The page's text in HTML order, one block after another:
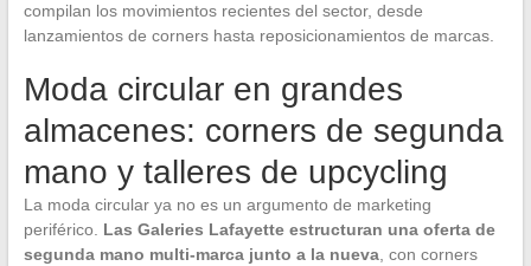
compilan los movimientos recientes del sector, desde
lanzamientos de corners hasta reposicionamientos de marcas.
Moda circular en grandes
almacenes: corners de segunda
mano y talleres de upcycling
La moda circular ya no es un argumento de marketing
periférico. Las Galeries Lafayette estructuran una oferta de
segunda mano multi-marca junto a la nueva, con corners